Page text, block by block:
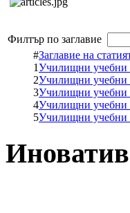
Филтър по заглавие
#Заглавие на
1Училищни учебни
2Училищни учебни
3Училищни учебни
4Училищни учебни
5Училищни учебни